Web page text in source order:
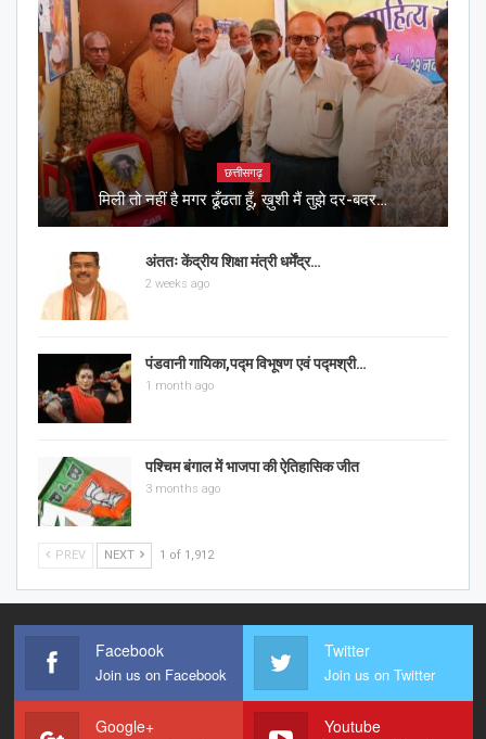
छत्तीसगढ़
मिली तो नहीं है मगर ढूँढता हूँ, ख़ुशी मैं तुझे दर-बदर…
अंततः केंद्रीय शिक्षा मंत्री धर्मेंद्र…
2 weeks ago
पंडवानी गायिका,पद्म विभूषण एवं पद्मश्री…
1 month ago
पश्चिम बंगाल में भाजपा की ऐतिहासिक जीत
3 months ago
PREV NEXT 1 of 1,912
Facebook
Join us on Facebook
Twitter
Join us on Twitter
Google+ Youtube